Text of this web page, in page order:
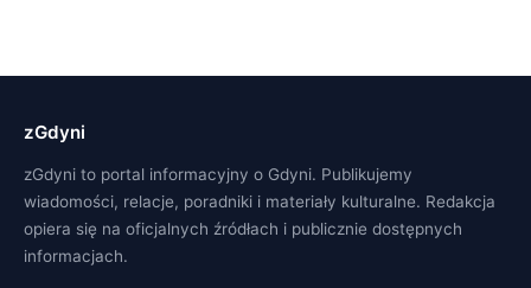
zGdyni
zGdyni to portal informacyjny o Gdyni. Publikujemy
wiadomości, relacje, poradniki i materiały kulturalne. Redakcja
opiera się na oficjalnych źródłach i publicznie dostępnych
informacjach.